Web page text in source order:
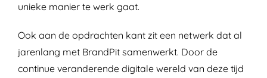
unieke manier te werk gaat.
Ook aan de opdrachten kant zit een netwerk dat al
jarenlang met BrandPit samenwerkt. Door de
continue veranderende digitale wereld van deze tijd